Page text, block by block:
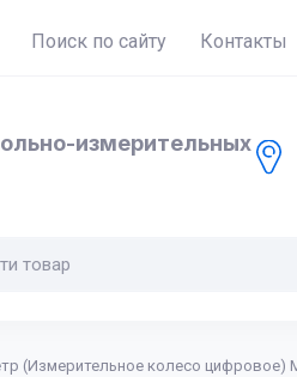
Поиск по сайту Контакты
измерительных
(Измерительное колесо цифровое)